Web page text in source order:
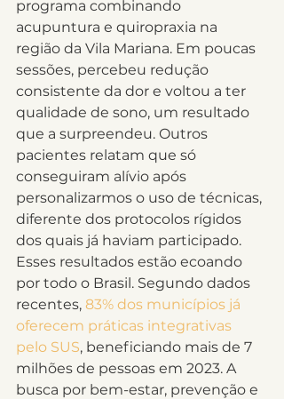
programa combinando
acupuntura e quiropraxia na
região da Vila Mariana. Em poucas
sessões, percebeu redução
consistente da dor e voltou a ter
qualidade de sono, um resultado
que a surpreendeu. Outros
pacientes relatam que só
conseguiram alívio após
personalizarmos o uso de técnicas,
diferente dos protocolos rígidos
dos quais já haviam participado.
Esses resultados estão ecoando
por todo o Brasil. Segundo dados
recentes, 83% dos municípios já
oferecem práticas integrativas
pelo SUS, beneficiando mais de 7
milhões de pessoas em 2023. A
busca por bem-estar, prevenção e